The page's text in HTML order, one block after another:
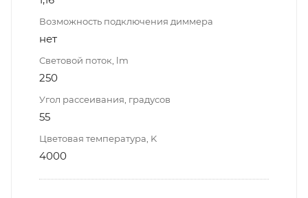
Возможность подключения диммера
нет
Световой поток, lm
250
Угол рассеивания, градусов
55
Цветовая температура, K
4000